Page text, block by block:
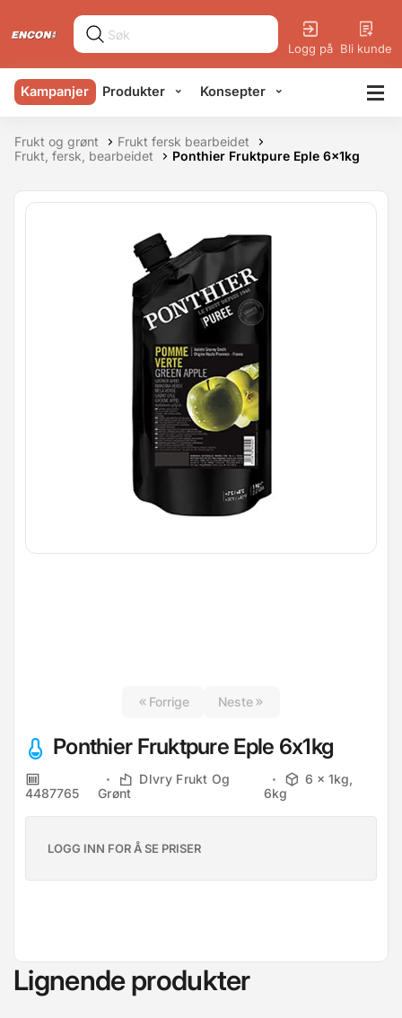
Logg på Bli kunde
Kampanjer Produkter Konsepter
Frukt og grønt
Frukt fersk bearbeidet
Frukt, fersk, bearbeidet
Ponthier Fruktpure Eple 6x1kg
Forrige Neste
Ponthier Fruktpure Eple 6x1kg
4487765
Dlvry Frukt Og
Grønt
6 x 1kg,
6kg
LOGG INN FOR Å SE PRISER
Lignende produkter